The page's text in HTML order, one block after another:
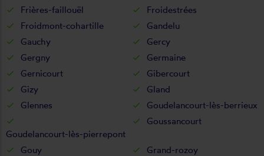
Frières-faillouël
Froidestrées
Froidmont-cohartille
Gandelu
Gauchy
Gercy
Gergny
Germaine
Gernicourt
Gibercourt
Gizy
Gland
Glennes
Goudelancourt-lès-berrieux
Goudelancourt-lès-pierrepont
Goussancourt
Gouy
Grand-rozoy